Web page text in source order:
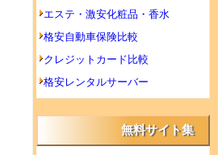
エステ・激安化粧品・香水
格安自動車保険比較
クレジットカード比較
格安レンタルサーバー
無料サイト集